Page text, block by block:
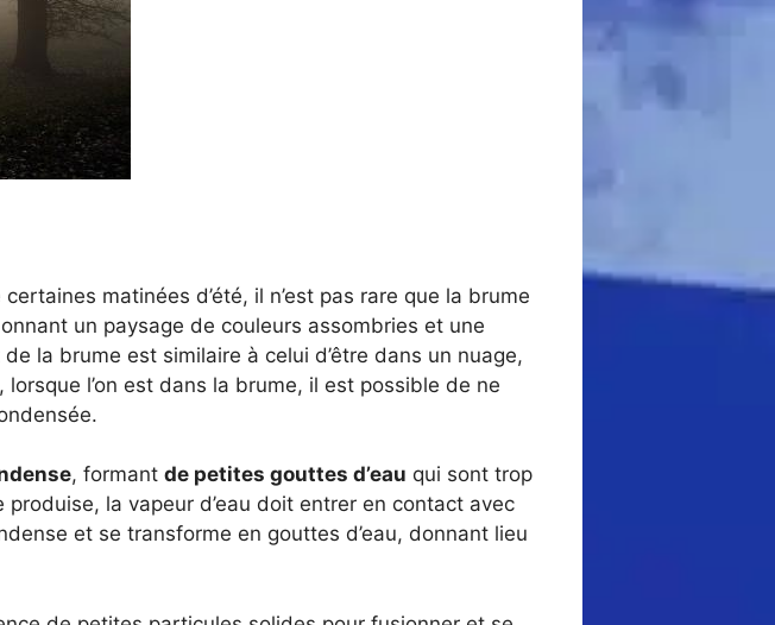
matinées d’été, il n’est pas rare que la brume
un paysage de couleurs assombries et une
la brume est similaire à celui d’être dans un nuage,
l’on est dans la brume, il est possible de ne
, formant de petites gouttes d’eau qui sont trop
la vapeur d’eau doit entrer en contact avec
et se transforme en gouttes d’eau, donnant lieu